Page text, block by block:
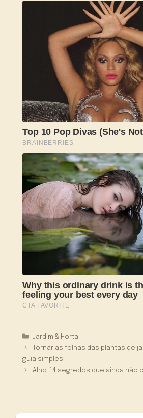
Categorias
Jardim & Horta
Tornar as folhas das plantas de
guia simples
Alho: 14 segredos que ainda não